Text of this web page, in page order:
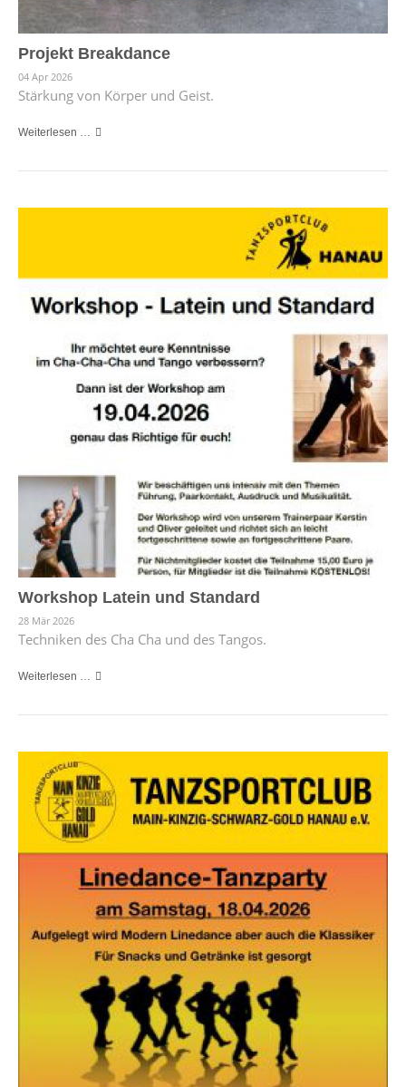
Projekt Breakdance
04 Apr 2026
Stärkung von Körper und Geist.
Weiterlesen …
Workshop Latein und Standard
28 Mär 2026
Techniken des Cha Cha und des Tangos.
Weiterlesen …